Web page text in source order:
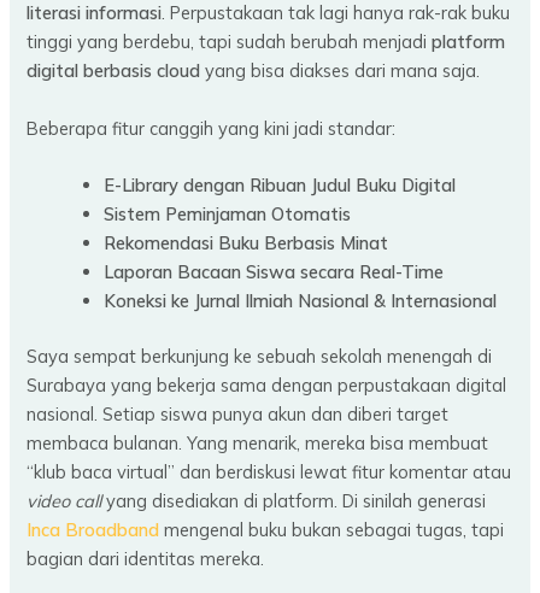
literasi informasi. Perpustakaan tak lagi hanya rak-rak buku
tinggi yang berdebu, tapi sudah berubah menjadiplatform
digital berbasis cloud yang bisa diakses dari mana saja.
Beberapa fitur canggih yang kini jadi standar:
E-Library dengan Ribuan Judul Buku Digital
Sistem Peminjaman Otomatis
Rekomendasi Buku Berbasis Minat
Laporan Bacaan Siswa secara Real-Time
Koneksi ke Jurnal Ilmiah Nasional & Internasional
Saya sempat berkunjung ke sebuah sekolah menengah di
Surabaya yang bekerja sama dengan perpustakaan digital
nasional. Setiap siswa punya akun dan diberi target
membaca bulanan. Yang menarik, mereka bisa membuat
“klub baca virtual” dan berdiskusi lewat fitur komentar atau
video callyang disediakan di platform. Di sinilah generasi
Inca Broadband mengenal buku bukan sebagai tugas, tapi
bagian dari identitas mereka.